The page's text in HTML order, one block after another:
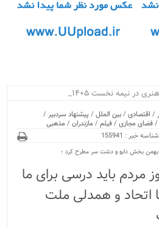
نیمه نخست ۱۴۰۵ در ماز.
/ اقتصادی /بین الملل / پیشنهاد سردبیر /
/فضای مجازی /فیلم / مازندران / مذهبی
شناسه خبر : 155941
مردم باید درسی برای ما
اتحاد و همدلی ملت